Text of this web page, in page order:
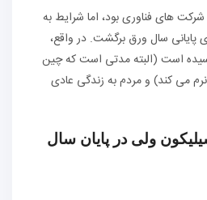
شرکت های فناوری بود، اما شرایط به
پایانی سال ورق برگشت. در واقع،
رسیده است (البته مدتی است که چین
می کند) و مردم به زندگی عادی
ولی در پایان سال